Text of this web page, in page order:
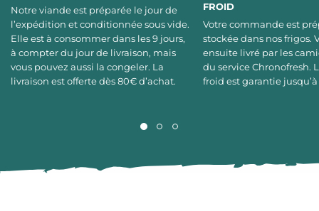
Notre viande est préparée le jour de
l’expédition et conditionnée sous vide.
Elle est à consommer dans les 9 jours,
à compter du jour de livraison, mais
vous pouvez aussi la congeler. La
livraison est offerte dès 80€ d’achat.
FROID
Votre commande est
stockée dans nos frigos.
ensuite livré par les
du service Chronofresh.
froid est garantie